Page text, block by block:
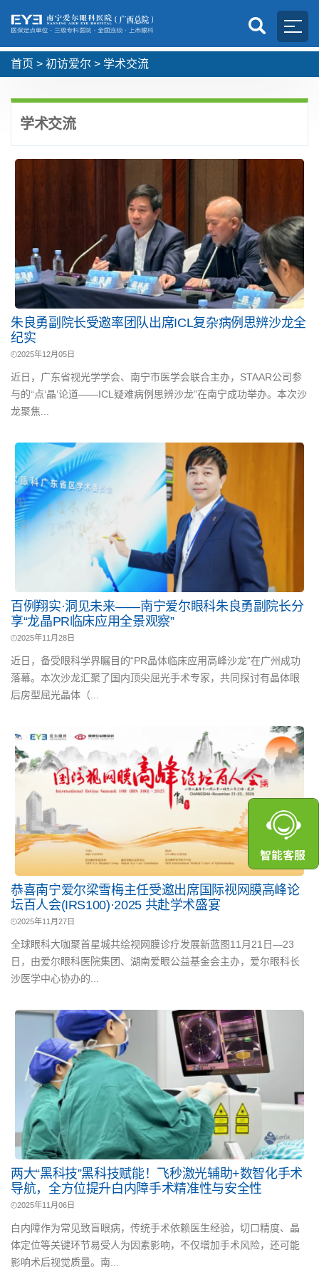
首页 > 初访爱尔 > 学术交流
学术交流
朱良勇副院长受邀率团队出席ICL复杂病例思辨沙龙全
纪实
2025年12月05日
近日，广东省视光学学会、南宁市医学会联合主办，STAAR公司参
与的“点‘晶’论道——ICL疑难病例思辨沙龙”在南宁成功举办。本次沙
龙聚焦...
百例翔实·洞见未来——南宁爱尔眼科朱良勇副院长分
享“龙晶PR临床应用全景观察”
2025年11月28日
近日，备受眼科学界瞩目的“PR晶体临床应用高峰沙龙”在广州成功
落幕。本次沙龙汇聚了国内顶尖屈光手术专家，共同探讨有晶体眼
后房型屈光晶体（...
恭喜南宁爱尔梁雪梅主任受邀出席国际视网膜高峰论
坛百人会(IRS100)·2025 共赴学术盛宴
2025年11月27日
全球眼科大咖聚首星城共绘视网膜诊疗发展新蓝图11月21日—23
日，由爱尔眼科医院集团、湖南爱眼公益基金会主办，爱尔眼科长
沙医学中心协办的...
两大“黑科技”黑科技赋能！飞秒激光辅助+数智化手术
导航，全方位提升白内障手术精准性与安全性
2025年11月06日
白内障作为常见致盲眼病，传统手术依赖医生经验，切口精度、晶
体定位等关键环节易受人为因素影响，不仅增加手术风险，还可能
影响术后视觉质量。南...